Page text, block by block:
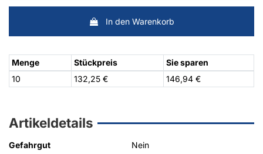
In den Warenkorb
Menge Stückpreis
Sie sparen
10
132,25 € 146,94 €
Artikeldetails
Gefahrgut Nein